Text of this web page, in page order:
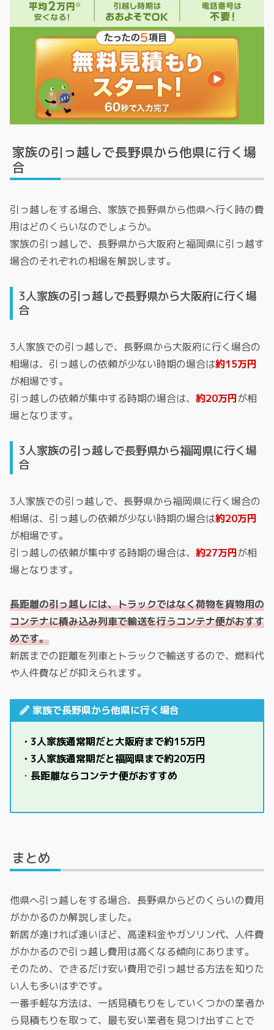
家族の引っ越しで長野県から他県に行く場
合
引っ越しをする場合、家族で長野県から他県へ行く時の費
用はどのくらいなのでしょうか。
家族の引っ越しで、長野県から大阪府と福岡県に引っ越す
場合のそれぞれの相場を解説します。
3人家族の引っ越しで長野県から大阪府に行く場
合
3人家族での引っ越しで、長野県から大阪府に行く場合の
相場は、引っ越しの依頼が少ない時期の場合は約15万円
が相場です。
引っ越しの依頼が集中する時期の場合は、 約20万円が相
場となります。
3人家族の引っ越しで長野県から福岡県に行く場
合
3人家族での引っ越しで、長野県から福岡県に行く場合の
相場は、引っ越しの依頼が少ない時期の場合は約20万円
が相場です。
引っ越しの依頼が集中する時期の場合は、 約27万円が相
場となります。
長距離の引っ越しには、トラックではなく荷物を貨物用の
コンテナに積み込み列車で輸送を行うコンテナ便がおすす
めです。
新居までの距離を列車とトラックで輸送するので、燃料代
や人件費などが抑えられます。
家族で長野県から他県に行く場合
・3人家族通常期だと大阪府まで約15万円
・3人家族通常期だと福岡県まで約20万円
・ 長距離ならコンテナ便がおすすめ
まとめ
他県へ引っ越しをする場合、長野県からどのくらいの費用
がかかるのか解説しました。
新居が遠ければ遠いほど、高速料金やガソリン代、人件費
がかかるので引っ越し費用は高くなる傾向にあります。
そのため、できるだけ安い費用で引っ越せる方法を知りた
い人も多いはずです。
一番手軽な方法は、一括見積もりをしていくつかの業者か
ら見積もりを取って、最も安い業者を見つけ出すことで